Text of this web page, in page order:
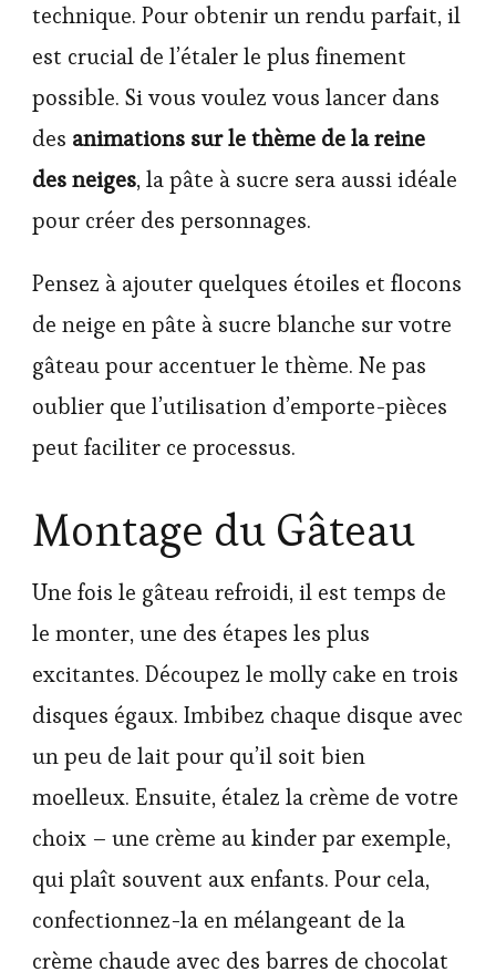
technique. Pour obtenir un rendu parfait, il
est crucial de l’étaler le plus finement
possible. Si vous voulez vous lancer dans
des animations sur le thème de la reine
des neiges, la pâte à sucre sera aussi idéale
pour créer des personnages.
Pensez à ajouter quelques étoiles et flocons
de neige en pâte à sucre blanche sur votre
gâteau pour accentuer le thème. Ne pas
oublier que l’utilisation d’emporte-pièces
peut faciliter ce processus.
Montage du Gâteau
Une fois le gâteau refroidi, il est temps de
le monter, une des étapes les plus
excitantes. Découpez le molly cake en trois
disques égaux. Imbibez chaque disque avec
un peu de lait pour qu’il soit bien
moelleux. Ensuite, étalez la crème de votre
choix – une crème au kinder par exemple,
qui plaît souvent aux enfants. Pour cela,
confectionnez-la en mélangeant de la
crème chaude avec des barres de chocolat